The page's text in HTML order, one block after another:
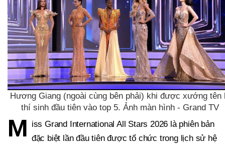
Hương Giang (ngoài cùng bên phải) khi được xướng tên
thí sinh đầu tiên vào top 5. Ảnh màn hình - Grand TV
M iss Grand International All Stars 2026 là phiên bản
đặc biệt lần đầu tiên được tổ chức trong lịch sử hệ